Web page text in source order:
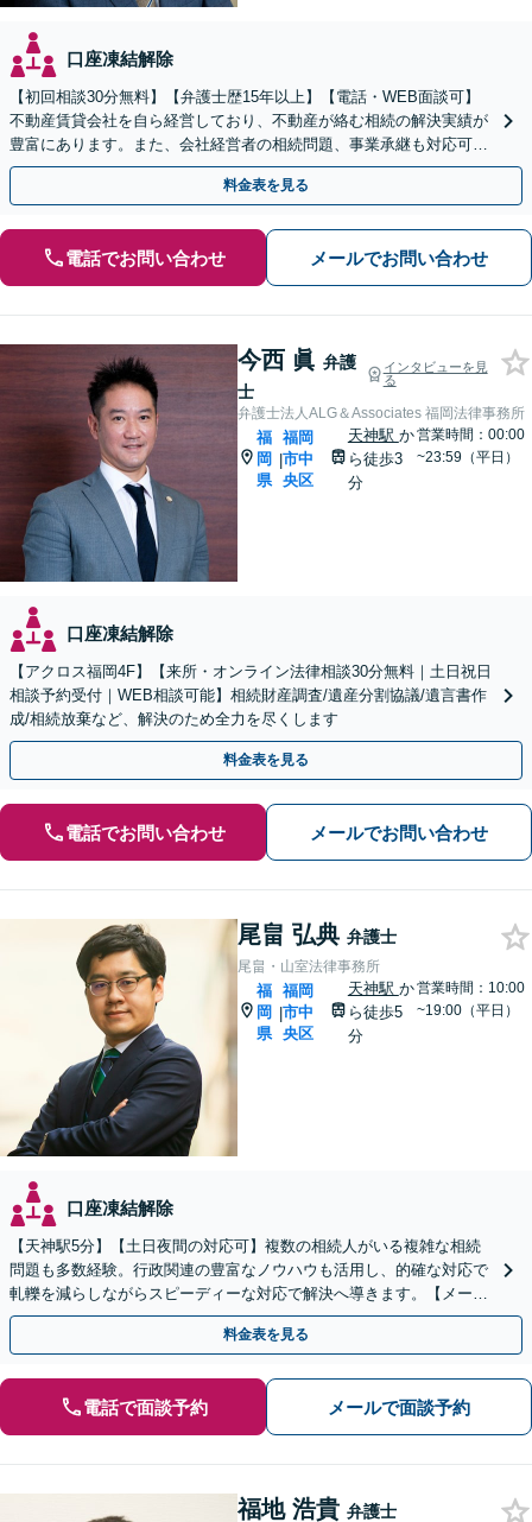
口座凍結解除
【初回相談30分無料】【弁護士歴15年以上】【電話・WEB面談可】
不動産賃貸会社を自ら経営しており、不動産が絡む相続の解決実績が
豊富にあります。また、会社経営者の相続問題、事業承継も対応可能
です。有利な結果が得られるよう尽力いたします。
料金表を見る
電話でお問い合わせ メールでお問い合わせ
今西 眞 弁護
士
インタビューを見
る
弁護士法人ALG＆Associates 福岡法律事務所
福
岡
県
|
福岡
市中
央区
天神駅 か
ら徒歩3
分
営業時間：00:00
~23:59（平日）
口座凍結解除
【アクロス福岡4F】【来所・オンライン法律相談30分無料｜土日祝日
相談予約受付｜WEB相談可能】相続財産調査/遺産分割協議/遺言書作
成/相続放棄など、解決のため全力を尽くします
料金表を見る
電話でお問い合わせ メールでお問い合わせ
尾畠 弘典 弁護士
尾畠・山室法律事務所
福
岡
県
|
福岡
市中
央区
天神駅 か
ら徒歩5
分
営業時間：10:00
~19:00（平日）
口座凍結解除
【天神駅5分】【土日夜間の対応可】複数の相続人がいる複雑な相続
問題も多数経験。行政関連の豊富なノウハウも活用し、的確な対応で
軋轢を減らしながらスピーディーな対応で解決へ導きます。【メール
／オンライン相談可】
料金表を見る
電話で面談予約 メールで面談予約
福地 浩貴 弁護士